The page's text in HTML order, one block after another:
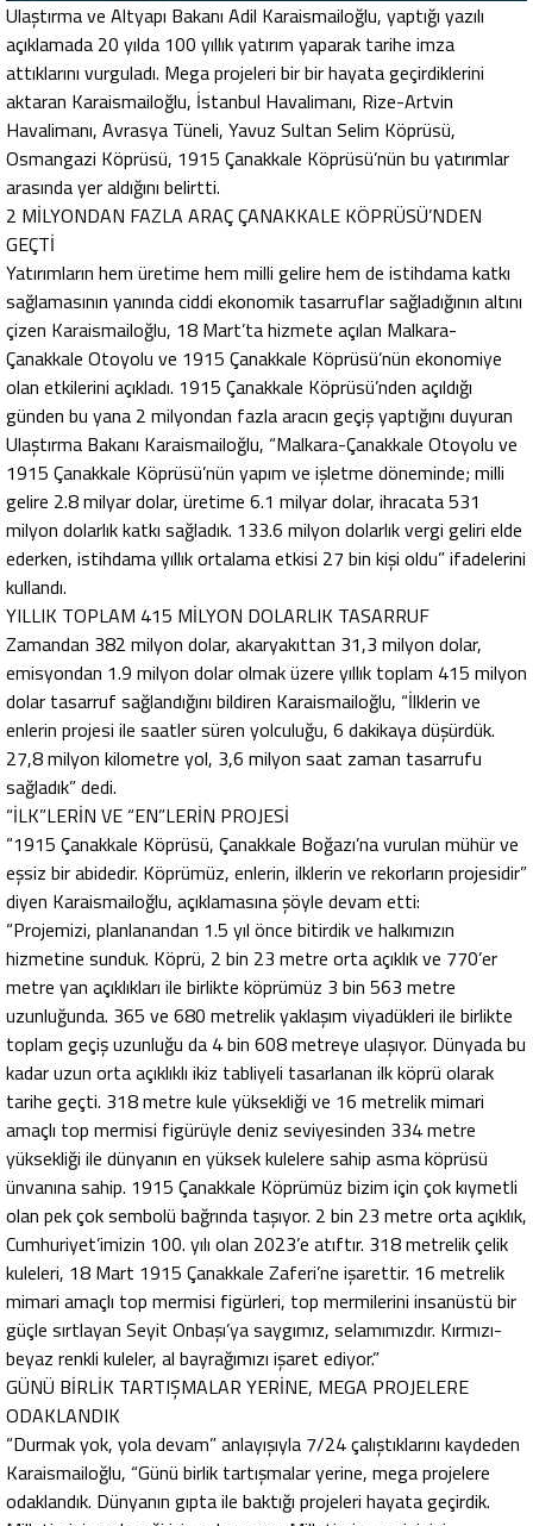
Ulaştırma ve Altyapı Bakanı Adil Karaismailoğlu, yaptığı yazılı
açıklamada 20 yılda 100 yıllık yatırım yaparak tarihe imza
attıklarını vurguladı. Mega projeleri bir bir hayata geçirdiklerini
aktaran Karaismailoğlu, İstanbul Havalimanı, Rize-Artvin
Havalimanı, Avrasya Tüneli, Yavuz Sultan Selim Köprüsü,
Osmangazi Köprüsü, 1915 Çanakkale Köprüsü’nün bu yatırımlar
arasında yer aldığını belirtti.
2 MİLYONDAN FAZLA ARAÇ ÇANAKKALE KÖPRÜSÜ’NDEN
GEÇTİ
Yatırımların hem üretime hem milli gelire hem de istihdama katkı
sağlamasının yanında ciddi ekonomik tasarruflar sağladığının altını
çizen Karaismailoğlu, 18 Mart’ta hizmete açılan Malkara-
Çanakkale Otoyolu ve 1915 Çanakkale Köprüsü’nün ekonomiye
olan etkilerini açıkladı. 1915 Çanakkale Köprüsü’nden açıldığı
günden bu yana 2 milyondan fazla aracın geçiş yaptığını duyuran
Ulaştırma Bakanı Karaismailoğlu, “Malkara-Çanakkale Otoyolu ve
1915 Çanakkale Köprüsü’nün yapım ve işletme döneminde; milli
gelire 2.8 milyar dolar, üretime 6.1 milyar dolar, ihracata 531
milyon dolarlık katkı sağladık. 133.6 milyon dolarlık vergi geliri elde
ederken, istihdama yıllık ortalama etkisi 27 bin kişi oldu” ifadelerini
kullandı.
YILLIK TOPLAM 415 MİLYON DOLARLIK TASARRUF
Zamandan 382 milyon dolar, akaryakıttan 31,3 milyon dolar,
emisyondan 1.9 milyon dolar olmak üzere yıllık toplam 415 milyon
dolar tasarruf sağlandığını bildiren Karaismailoğlu, “İlklerin ve
enlerin projesi ile saatler süren yolculuğu, 6 dakikaya düşürdük.
27,8 milyon kilometre yol, 3,6 milyon saat zaman tasarrufu
sağladık” dedi.
“İLK”LERİN VE “EN”LERİN PROJESİ
“1915 Çanakkale Köprüsü, Çanakkale Boğazı’na vurulan mühür ve
eşsiz bir abidedir. Köprümüz, enlerin, ilklerin ve rekorların projesidir”
diyen Karaismailoğlu, açıklamasına şöyle devam etti:
“Projemizi, planlanandan 1.5 yıl önce bitirdik ve halkımızın
hizmetine sunduk. Köprü, 2 bin 23 metre orta açıklık ve 770’er
metre yan açıklıkları ile birlikte köprümüz 3 bin 563 metre
uzunluğunda. 365 ve 680 metrelik yaklaşım viyadükleri ile birlikte
toplam geçiş uzunluğu da 4 bin 608 metreye ulaşıyor. Dünyada bu
kadar uzun orta açıklıklı ikiz tabliyeli tasarlanan ilk köprü olarak
tarihe geçti. 318 metre kule yüksekliği ve 16 metrelik mimari
amaçlı top mermisi figürüyle deniz seviyesinden 334 metre
yüksekliği ile dünyanın en yüksek kulelere sahip asma köprüsü
ünvanına sahip. 1915 Çanakkale Köprümüz bizim için çok kıymetli
olan pek çok sembolü bağrında taşıyor. 2 bin 23 metre orta açıklık,
Cumhuriyet’imizin 100. yılı olan 2023’e atıftır. 318 metrelik çelik
kuleleri, 18 Mart 1915 Çanakkale Zaferi’ne işarettir. 16 metrelik
mimari amaçlı top mermisi figürleri, top mermilerini insanüstü bir
güçle sırtlayan Seyit Onbaşı’ya saygımız, selamımızdır. Kırmızı-
beyaz renkli kuleler, al bayrağımızı işaret ediyor.”
GÜNÜ BİRLİK TARTIŞMALAR YERİNE, MEGA PROJELERE
ODAKLANDIK
“Durmak yok, yola devam” anlayışıyla 7/24 çalıştıklarını kaydeden
Karaismailoğlu, “Günü birlik tartışmalar yerine, mega projelere
odaklandık. Dünyanın gıpta ile baktığı projeleri hayata geçirdik.